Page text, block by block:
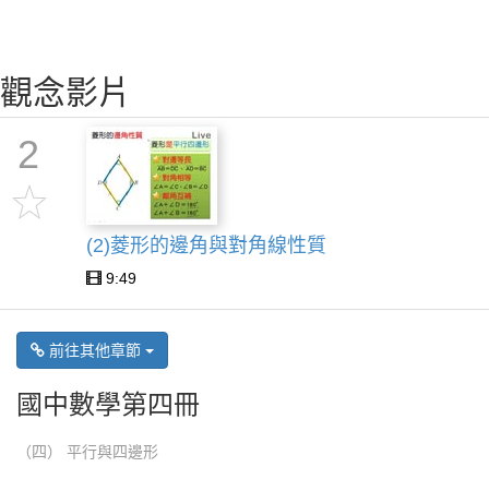
觀念影片
2
(2)菱形的邊角與對角線性質
9:49
前往其他章節
國中數學第四冊
（四） 平行與四邊形